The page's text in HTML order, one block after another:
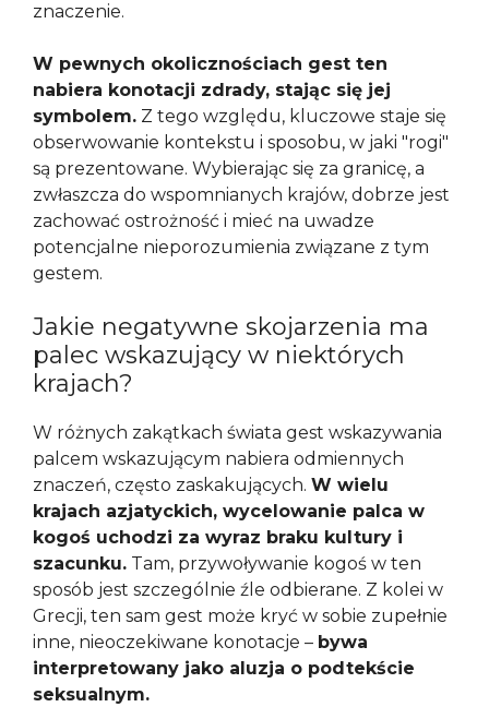
znaczenie.
W pewnych okolicznościach gest ten
nabiera konotacji zdrady, stając się jej
symbolem. Z tego względu, kluczowe staje się
obserwowanie kontekstu i sposobu, w jaki "rogi"
są prezentowane. Wybierając się za granicę, a
zwłaszcza do wspomnianych krajów, dobrze jest
zachować ostrożność i mieć na uwadze
potencjalne nieporozumienia związane z tym
gestem.
Jakie negatywne skojarzenia ma
palec wskazujący w niektórych
krajach?
W różnych zakątkach świata gest wskazywania
palcem wskazującym nabiera odmiennych
znaczeń, często zaskakujących. W wielu
krajach azjatyckich, wycelowanie palca w
kogoś uchodzi za wyraz braku kultury i
szacunku. Tam, przywoływanie kogoś w ten
sposób jest szczególnie źle odbierane. Z kolei w
Grecji, ten sam gest może kryć w sobie zupełnie
inne, nieoczekiwane konotacje – bywa
interpretowany jako aluzja o podtekście
seksualnym.